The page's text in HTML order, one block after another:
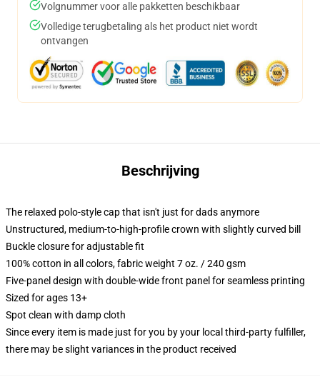
Volgnummer voor alle pakketten beschikbaar
Volledige terugbetaling als het product niet wordt
ontvangen
Beschrijving
The relaxed polo-style cap that isn't just for dads anymore
Unstructured, medium-to-high-profile crown with slightly curved bill
Buckle closure for adjustable fit
100% cotton in all colors, fabric weight 7 oz. / 240 gsm
Five-panel design with double-wide front panel for seamless printing
Sized for ages 13+
Spot clean with damp cloth
Since every item is made just for you by your local third-party fulfiller,
there may be slight variances in the product received